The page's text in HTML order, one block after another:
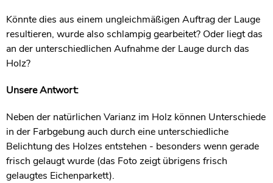
Könnte dies aus einem ungleichmäßigen Auftrag der Lauge
resultieren, wurde also schlampig gearbeitet? Oder liegt das
an der unterschiedlichen Aufnahme der Lauge durch das
Holz?
Unsere Antwort:
Neben der natürlichen Varianz im Holz können Unterschiede
in der Farbgebung auch durch eine unterschiedliche
Belichtung des Holzes entstehen - besonders wenn gerade
frisch gelaugt wurde (das Foto zeigt übrigens frisch
gelaugtes Eichenparkett).